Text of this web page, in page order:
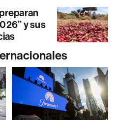
y sus